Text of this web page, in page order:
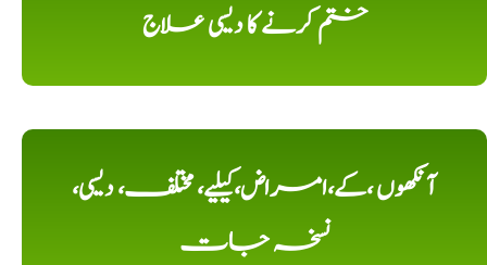
ختم کرنے کا دیسی علاج
آنکھوں ،کے،امراض،کیلیے، مختلف، دیسی،
نسخہ جات